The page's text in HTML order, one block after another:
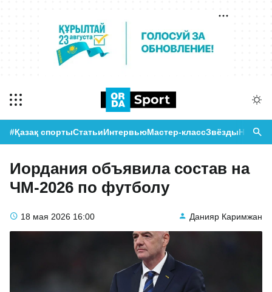
#Қазақ спортыСтатьиИнтервьюМастер-классЗвёзды
Иордания объявила состав на
ЧМ-2026 по футболу
18 мая 2026 16:00 Данияр Каримжан